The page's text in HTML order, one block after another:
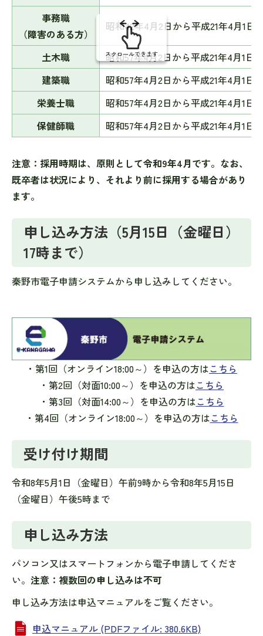
事務職
（障害のある方）
昭和42年4月2日から平成21年4月1
土木職
昭和57年4月2日から平成21年4月1
建築職
昭和57年4月2日から平成21年4月1
栄養士職
昭和57年4月2日から平成21年4月1
保健師職
昭和57年4月2日から平成21年4月1
スクロールできます
注意：採用時期は、原則として令和9年4月です。なお、
既卒者は状況により、それより前に採用する場合があり
ます。
申し込み方法（5月15日（金曜日）
17時まで）
秦野市電子申請システムから申し込みしてください。
・第1回（オンライン18:00～）を申込の方はこちら
・第2回（対面10:00～）を申込の方はこちら
・第3回（対面14:00～）を申込の方はこちら
・第4回（オンライン18:00～）を申込の方はこちら
受け付け期間
令和8年5月1日（金曜日）午前9時から令和8年5月15日
（金曜日）午後5時まで
申し込み方法
パソコン又はスマートフォンから電子申請してくださ
い。 注意：複数回の申し込みは不可
申し込み方法は申込マニュアルをご覧ください。
申込マニュアル (PDFファイル: 380.6KB)